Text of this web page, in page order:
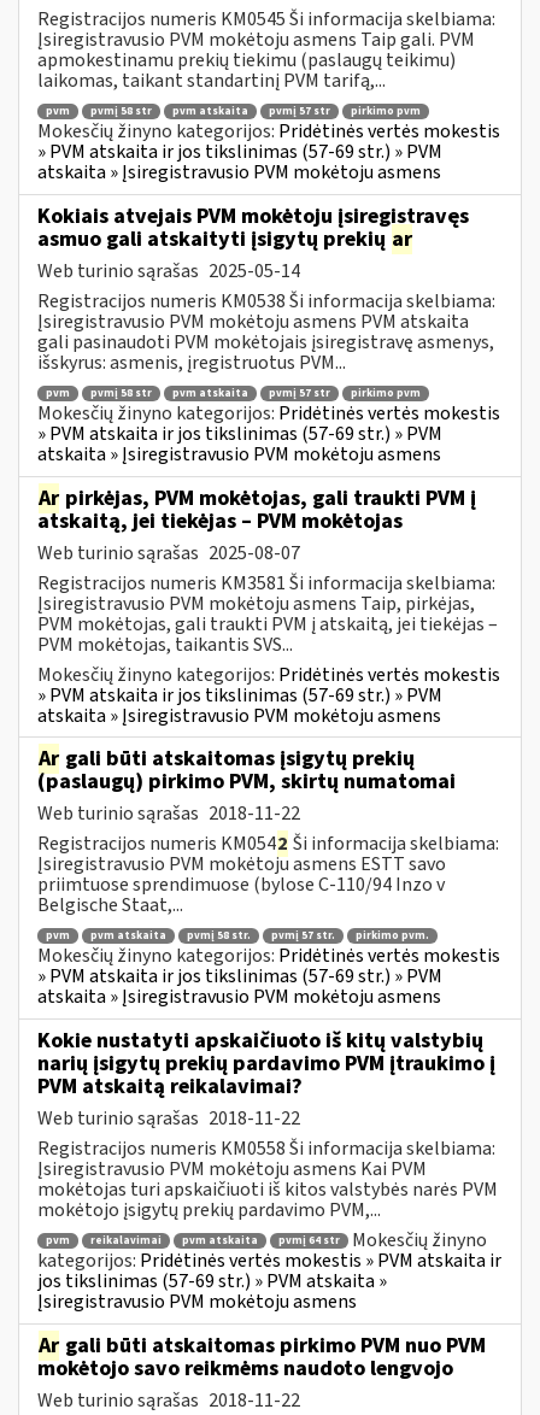
Registracijos numeris KM0545 Ši informacija skelbiama:
Įsiregistravusio PVM mokėtoju asmens Taip gali. PVM
apmokestinamu prekių tiekimu (paslaugų teikimu)
laikomas, taikant standartinį PVM tarifą,...
pvm pvmį 58 str pvm atskaita pvmį 57 str pirkimo pvm
Mokesčių žinyno kategorijos: Pridėtinės vertės mokestis
» PVM atskaita ir jos tikslinimas (57-69 str.) » PVM
atskaita » Įsiregistravusio PVM mokėtoju asmens
Kokiais atvejais PVM mokėtoju įsiregistravęs
asmuo gali atskaityti įsigytų prekių ar
Web turinio sąrašas 2025-05-14
Registracijos numeris KM0538 Ši informacija skelbiama:
Įsiregistravusio PVM mokėtoju asmens PVM atskaita
gali pasinaudoti PVM mokėtojais įsiregistravę asmenys,
išskyrus: asmenis, įregistruotus PVM...
pvm pvmį 58 str pvm atskaita pvmį 57 str pirkimo pvm
Mokesčių žinyno kategorijos: Pridėtinės vertės mokestis
» PVM atskaita ir jos tikslinimas (57-69 str.) » PVM
atskaita » Įsiregistravusio PVM mokėtoju asmens
Ar pirkėjas, PVM mokėtojas, gali traukti PVM į
atskaitą, jei tiekėjas – PVM mokėtojas
Web turinio sąrašas 2025-08-07
Registracijos numeris KM3581 Ši informacija skelbiama:
Įsiregistravusio PVM mokėtoju asmens Taip, pirkėjas,
PVM mokėtojas, gali traukti PVM į atskaitą, jei tiekėjas –
PVM mokėtojas, taikantis SVS...
Mokesčių žinyno kategorijos: Pridėtinės vertės mokestis
» PVM atskaita ir jos tikslinimas (57-69 str.) » PVM
atskaita » Įsiregistravusio PVM mokėtoju asmens
Ar gali būti atskaitomas įsigytų prekių
(paslaugų) pirkimo PVM, skirtų numatomai
Web turinio sąrašas 2018-11-22
Registracijos numeris KM0542 Ši informacija skelbiama:
Įsiregistravusio PVM mokėtoju asmens ESTT savo
priimtuose sprendimuose (bylose C-110/94 Inzo v
Belgische Staat,...
pvm pvm atskaita pvmį 58 str. pvmį 57 str. pirkimo pvm.
Mokesčių žinyno kategorijos: Pridėtinės vertės mokestis
» PVM atskaita ir jos tikslinimas (57-69 str.) » PVM
atskaita » Įsiregistravusio PVM mokėtoju asmens
Kokie nustatyti apskaičiuoto iš kitų valstybių
narių įsigytų prekių pardavimo PVM įtraukimo į
PVM atskaitą reikalavimai?
Web turinio sąrašas 2018-11-22
Registracijos numeris KM0558 Ši informacija skelbiama:
Įsiregistravusio PVM mokėtoju asmens Kai PVM
mokėtojas turi apskaičiuoti iš kitos valstybės narės PVM
mokėtojo įsigytų prekių pardavimo PVM,...
pvm reikalavimai pvm atskaita pvmį 64 str
Mokesčių žinyno
kategorijos: Pridėtinės vertės mokestis » PVM atskaita ir
jos tikslinimas (57-69 str.) » PVM atskaita »
Įsiregistravusio PVM mokėtoju asmens
Ar gali būti atskaitomas pirkimo PVM nuo PVM
mokėtojo savo reikmėms naudoto lengvojo
Web turinio sąrašas 2018-11-22